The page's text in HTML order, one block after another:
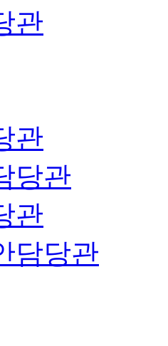
관
관
당관
관
담당관